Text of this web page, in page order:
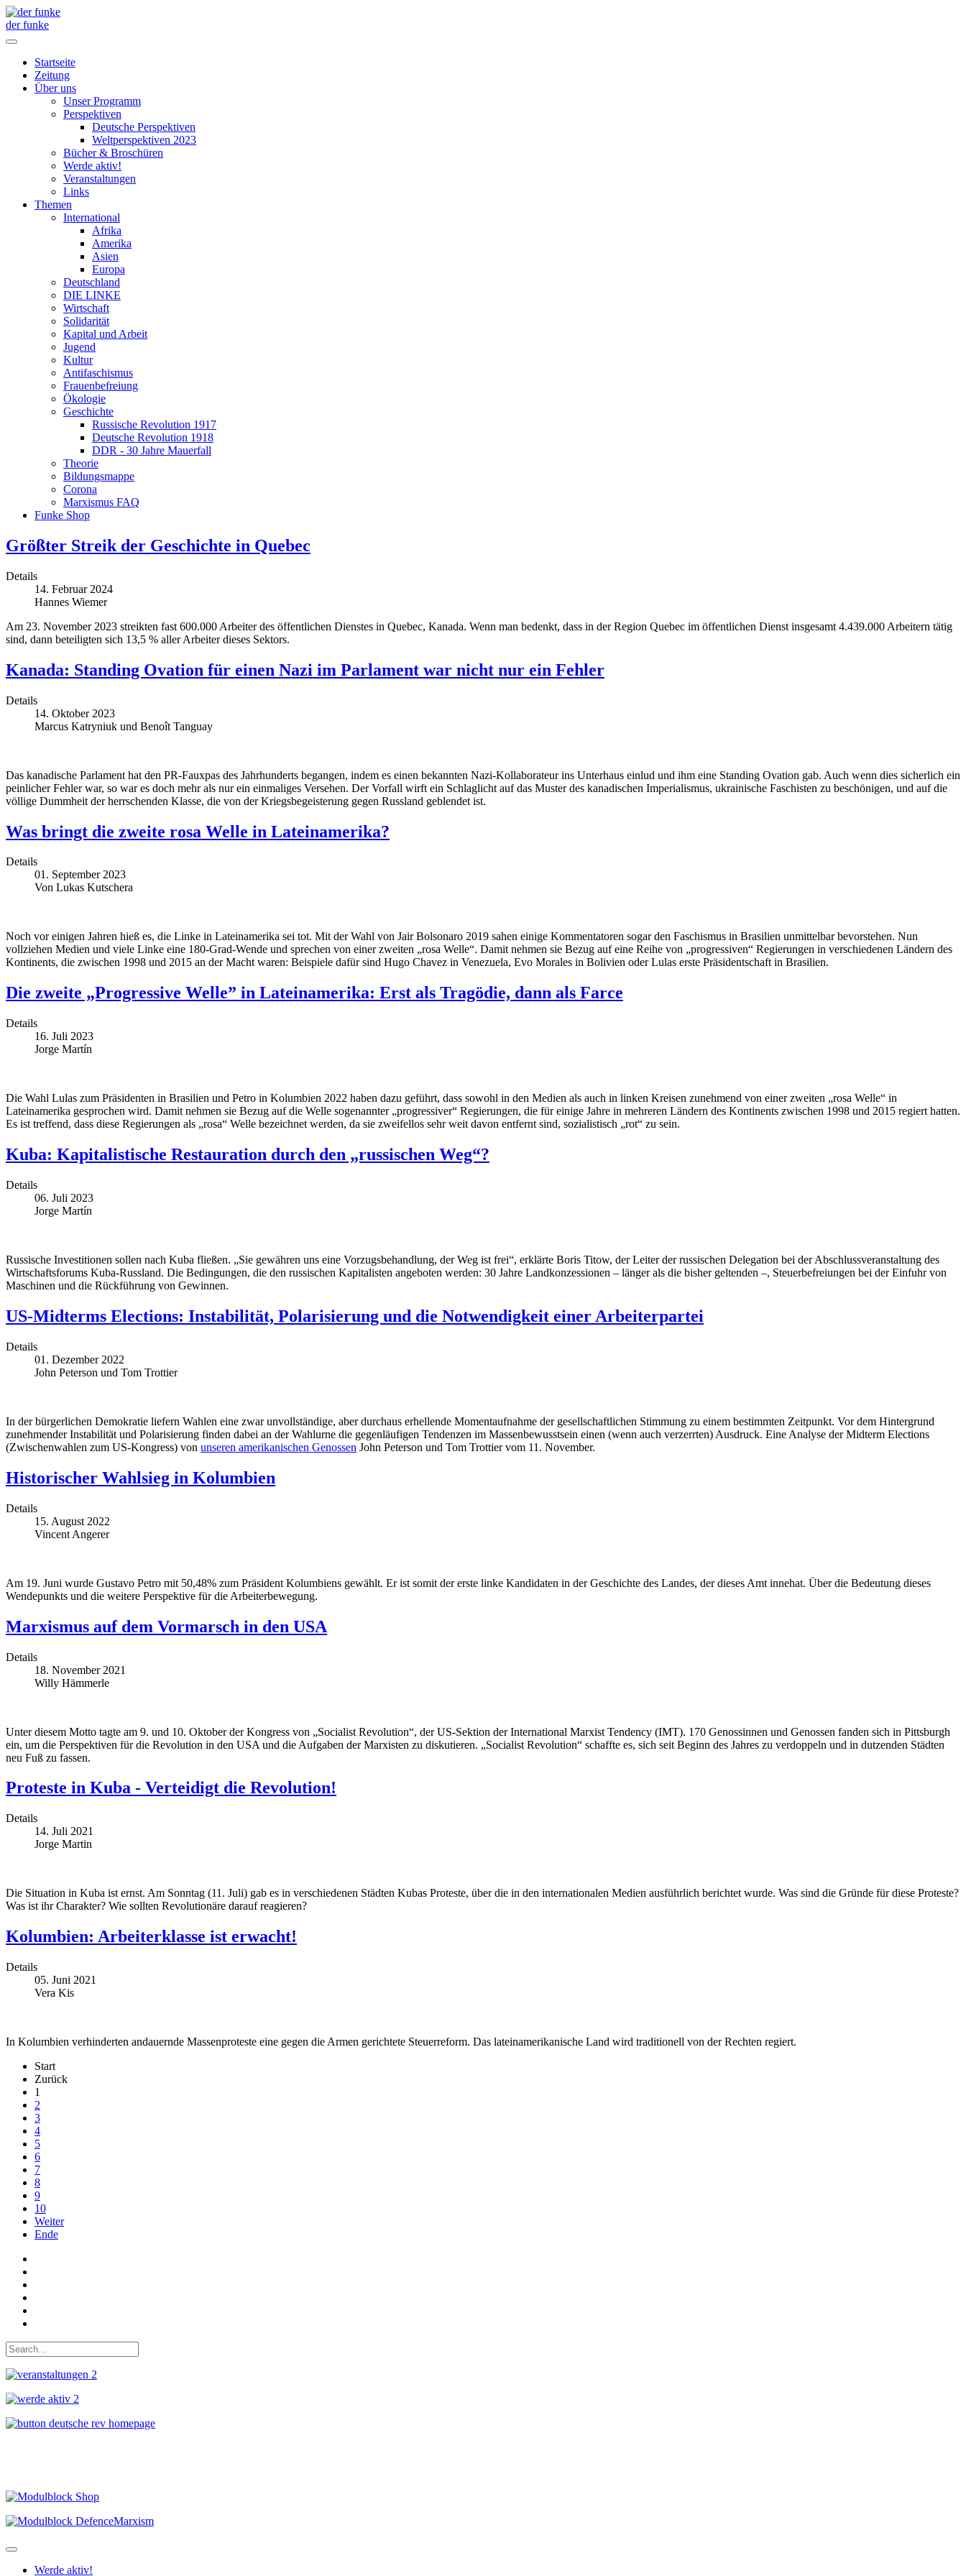
der funke
Startseite
Zeitung
Über uns
Unser Programm
Perspektiven
Deutsche Perspektiven
Weltperspektiven 2023
Bücher & Broschüren
Werde aktiv!
Veranstaltungen
Links
Themen
International
Afrika
Amerika
Asien
Europa
Deutschland
DIE LINKE
Wirtschaft
Solidarität
Kapital und Arbeit
Jugend
Kultur
Antifaschismus
Frauenbefreiung
Ökologie
Geschichte
Russische Revolution 1917
Deutsche Revolution 1918
DDR - 30 Jahre Mauerfall
Theorie
Bildungsmappe
Corona
Marxismus FAQ
Funke Shop
Größter Streik der Geschichte in Quebec
Details
14. Februar 2024
Hannes Wiemer
Am 23. November 2023 streikten fast 600.000 Arbeiter des öffentlichen Dienstes in Quebec, Kanada. Wenn man bedenkt, dass in der Region Quebec im öffentlichen Dienst insgesamt 4.439.000 Arbeitern tätig
sind, dann beteiligten sich 13,5 % aller Arbeiter dieses Sektors.
Kanada: Standing Ovation für einen Nazi im Parlament war nicht nur ein Fehler
Details
14. Oktober 2023
Marcus Katryniuk und Benoît Tanguay
Das kanadische Parlament hat den PR-Fauxpas des Jahrhunderts begangen, indem es einen bekannten Nazi-Kollaborateur ins Unterhaus einlud und ihm eine Standing Ovation gab. Auch wenn dies sicherlich ein
peinlicher Fehler war, so war es doch mehr als nur ein einmaliges Versehen. Der Vorfall wirft ein Schlaglicht auf das Muster des kanadischen Imperialismus, ukrainische Faschisten zu beschönigen, und auf die
völlige Dummheit der herrschenden Klasse, die von der Kriegsbegeisterung gegen Russland geblendet ist.
Was bringt die zweite rosa Welle in Lateinamerika?
Details
01. September 2023
Von Lukas Kutschera
Noch vor einigen Jahren hieß es, die Linke in Lateinamerika sei tot. Mit der Wahl von Jair Bolsonaro 2019 sahen einige Kommentatoren sogar den Faschismus in Brasilien unmittelbar bevorstehen. Nun
vollziehen Medien und viele Linke eine 180-Grad-Wende und sprechen von einer zweiten „rosa Welle“. Damit nehmen sie Bezug auf eine Reihe von „progressiven“ Regierungen in verschiedenen Ländern des
Kontinents, die zwischen 1998 und 2015 an der Macht waren: Beispiele dafür sind Hugo Chavez in Venezuela, Evo Morales in Bolivien oder Lulas erste Präsidentschaft in Brasilien.
Die zweite „Progressive Welle” in Lateinamerika: Erst als Tragödie, dann als Farce
Details
16. Juli 2023
Jorge Martín
Die Wahl Lulas zum Präsidenten in Brasilien und Petro in Kolumbien 2022 haben dazu geführt, dass sowohl in den Medien als auch in linken Kreisen zunehmend von einer zweiten „rosa Welle“ in
Lateinamerika gesprochen wird. Damit nehmen sie Bezug auf die Welle sogenannter „progressiver“ Regierungen, die für einige Jahre in mehreren Ländern des Kontinents zwischen 1998 und 2015 regiert hatten.
Es ist treffend, dass diese Regierungen als „rosa“ Welle bezeichnet werden, da sie zweifellos sehr weit davon entfernt sind, sozialistisch „rot“ zu sein.
Kuba: Kapitalistische Restauration durch den „russischen Weg“?
Details
06. Juli 2023
Jorge Martín
Russische Investitionen sollen nach Kuba fließen. „Sie gewähren uns eine Vorzugsbehandlung, der Weg ist frei“, erklärte Boris Titow, der Leiter der russischen Delegation bei der Abschlussveranstaltung des
Wirtschaftsforums Kuba-Russland. Die Bedingungen, die den russischen Kapitalisten angeboten werden: 30 Jahre Landkonzessionen – länger als die bisher geltenden –, Steuerbefreiungen bei der Einfuhr von
Maschinen und die Rückführung von Gewinnen.
US-Midterms Elections: Instabilität, Polarisierung und die Notwendigkeit einer Arbeiterpartei
Details
01. Dezember 2022
John Peterson und Tom Trottier
In der bürgerlichen Demokratie liefern Wahlen eine zwar unvollständige, aber durchaus erhellende Momentaufnahme der gesellschaftlichen Stimmung zu einem bestimmten Zeitpunkt. Vor dem Hintergrund
zunehmender Instabilität und Polarisierung finden dabei an der Wahlurne die gegenläufigen Tendenzen im Massenbewusstsein einen (wenn auch verzerrten) Ausdruck. Eine Analyse der Midterm Elections
(Zwischenwahlen zum US-Kongress) von unseren amerikanischen Genossen John Peterson und Tom Trottier vom 11. November.
Historischer Wahlsieg in Kolumbien
Details
15. August 2022
Vincent Angerer
Am 19. Juni wurde Gustavo Petro mit 50,48% zum Präsident Kolumbiens gewählt. Er ist somit der erste linke Kandidaten in der Geschichte des Landes, der dieses Amt innehat. Über die Bedeutung dieses
Wendepunkts und die weitere Perspektive für die Arbeiterbewegung.
Marxismus auf dem Vormarsch in den USA
Details
18. November 2021
Willy Hämmerle
Unter diesem Motto tagte am 9. und 10. Oktober der Kongress von „Socialist Revolution“, der US-Sektion der International Marxist Tendency (IMT). 170 Genossinnen und Genossen fanden sich in Pittsburgh
ein, um die Perspektiven für die Revolution in den USA und die Aufgaben der Marxisten zu diskutieren. „Socialist Revolution“ schaffte es, sich seit Beginn des Jahres zu verdoppeln und in dutzenden Städten
neu Fuß zu fassen.
Proteste in Kuba - Verteidigt die Revolution!
Details
14. Juli 2021
Jorge Martin
Die Situation in Kuba ist ernst. Am Sonntag (11. Juli) gab es in verschiedenen Städten Kubas Proteste, über die in den internationalen Medien ausführlich berichtet wurde. Was sind die Gründe für diese Proteste?
Was ist ihr Charakter? Wie sollten Revolutionäre darauf reagieren?
Kolumbien: Arbeiterklasse ist erwacht!
Details
05. Juni 2021
Vera Kis
In Kolumbien verhinderten andauernde Massenproteste eine gegen die Armen gerichtete Steuerreform. Das lateinamerikanische Land wird traditionell von der Rechten regiert.
Start
Zurück
1
2
3
4
5
6
7
8
9
10
Weiter
Ende
Werde aktiv!